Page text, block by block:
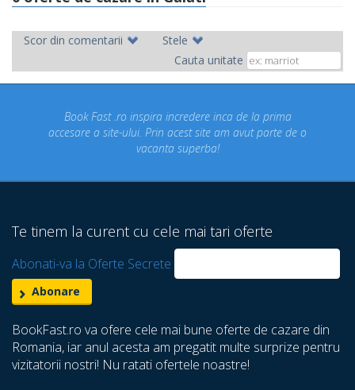
Scor din comentarii
Stele
Cauta unitate
inca de la prima
site am avut parte de o
Concediul nostru rezervat prin
un concediu de vis. Am
despre care nu stiam ca exista!
Te tinem la curent cu cele mai tari oferte
Abonati-va la Oferte Secrete
BookFast.ro va ofere cele mai bune oferte de cazare din
Romania, iar anul acesta am pregatit multe surprize pentru
vizitatorii nostri! Nu ratati ofertele noastre!